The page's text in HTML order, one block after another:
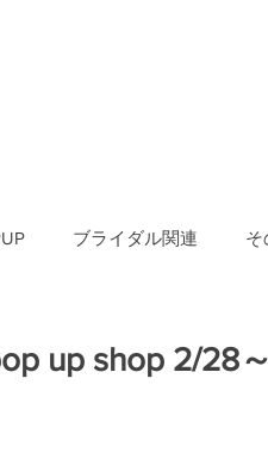
ブライダル関連 そ
up shop 2/28